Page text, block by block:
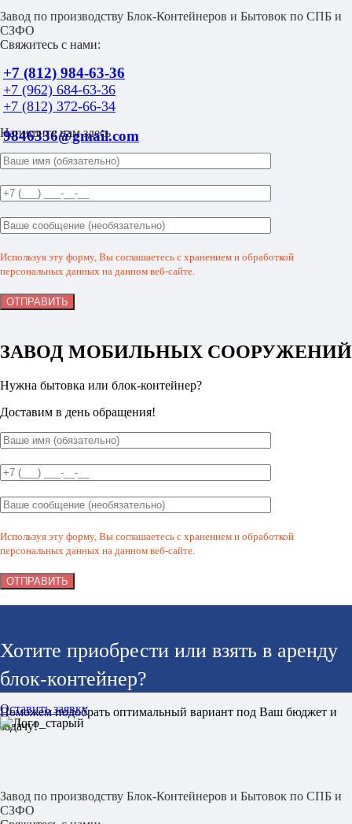
Завод по производству Блок-Контейнеров и Бытовок по СПБ и
СЗФО
Свяжитесь с нами:
+7 (812) 984-63-36
+7 (962) 684-63-36
+7 (812) 372-66-34
9846336@gmail.com
Напишите нам здесь
Используя эту форму, Вы соглашаетесь с хранением и обработкой
персональных данных на данном веб-сайте.
ЗАВОД МОБИЛЬНЫХ СООРУЖЕНИЙ
Нужна бытовка или блок-контейнер?
Доставим в день обращения!
Используя эту форму, Вы соглашаетесь с хранением и обработкой
персональных данных на данном веб-сайте.
Хотите приобрести или взять в аренду
блок-контейнер?
Поможем подобрать оптимальный вариант под Ваш бюджет и
задачу!
Оставить заявку
Завод по производству Блок-Контейнеров и Бытовок по СПБ и
СЗФО